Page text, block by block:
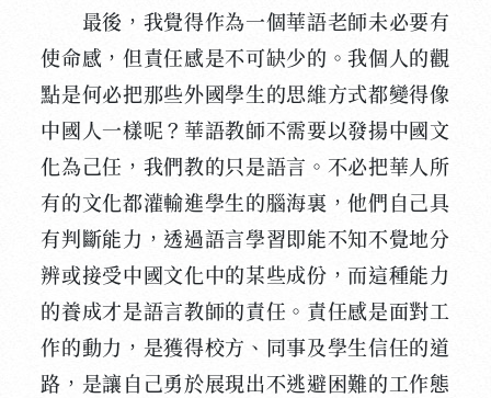
最後，我覺得作為一個華語老師未必要有
使命感，但責任感是不可缺少的。我個人的觀
點是何必把那些外國學生的思維方式都變得像
中國人一樣呢？華語教師不需要以發揚中國文
化為己任，我們教的只是語言。不必把華人所
有的文化都灌輸進學生的腦海裏，他們自己具
有判斷能力，透過語言學習即能不知不覺地分
辨或接受中國文化中的某些成份，而這種能力
的養成才是語言教師的責任。責任感是面對工
作的動力，是獲得校方、同事及學生信任的道
路，是讓自己勇於展現出不逃避困難的工作態